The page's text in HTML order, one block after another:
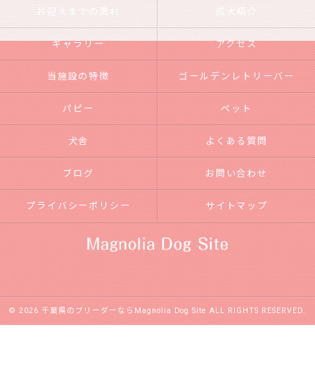
お迎えまでの流れ 成犬紹介
ギャラリー アクセス
当施設の特徴 ゴールデンレトリーバー
パピー ペット
犬舎 よくある質問
ブログ お問い合わせ
プライバシーポリシー サイトマップ
© 2026 千葉県のブリーダーならMagnolia Dog Site ALL RIGHTS RESERVED.